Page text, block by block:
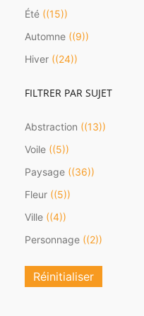
Été (15)
Automne (9)
Hiver (24)
FILTRER PAR SUJET
Abstraction
(13)
Voile (5)
Paysage (36)
Fleur (5)
Ville (4)
Personnage (2)
Réinitialiser